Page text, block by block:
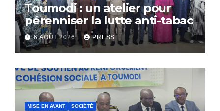
Toumodi : un atelier pour
pérenniser la lutte anti-tabac
6 AOÛT 2026 PRESS
MISE EN AVANT SOCIÉTÉ